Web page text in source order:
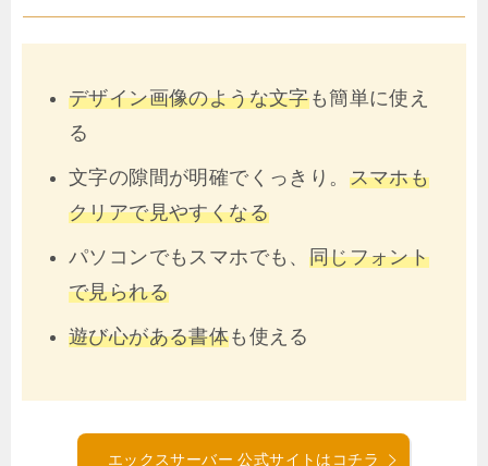
デザイン画像のような文字も簡単に使え
る
文字の隙間が明確でくっきり。 スマホも
クリアで見やすくなる
パソコンでもスマホでも、 同じフォント
で見られる
遊び心がある書体も使える
エックスサーバー 公式サイトはコチラ